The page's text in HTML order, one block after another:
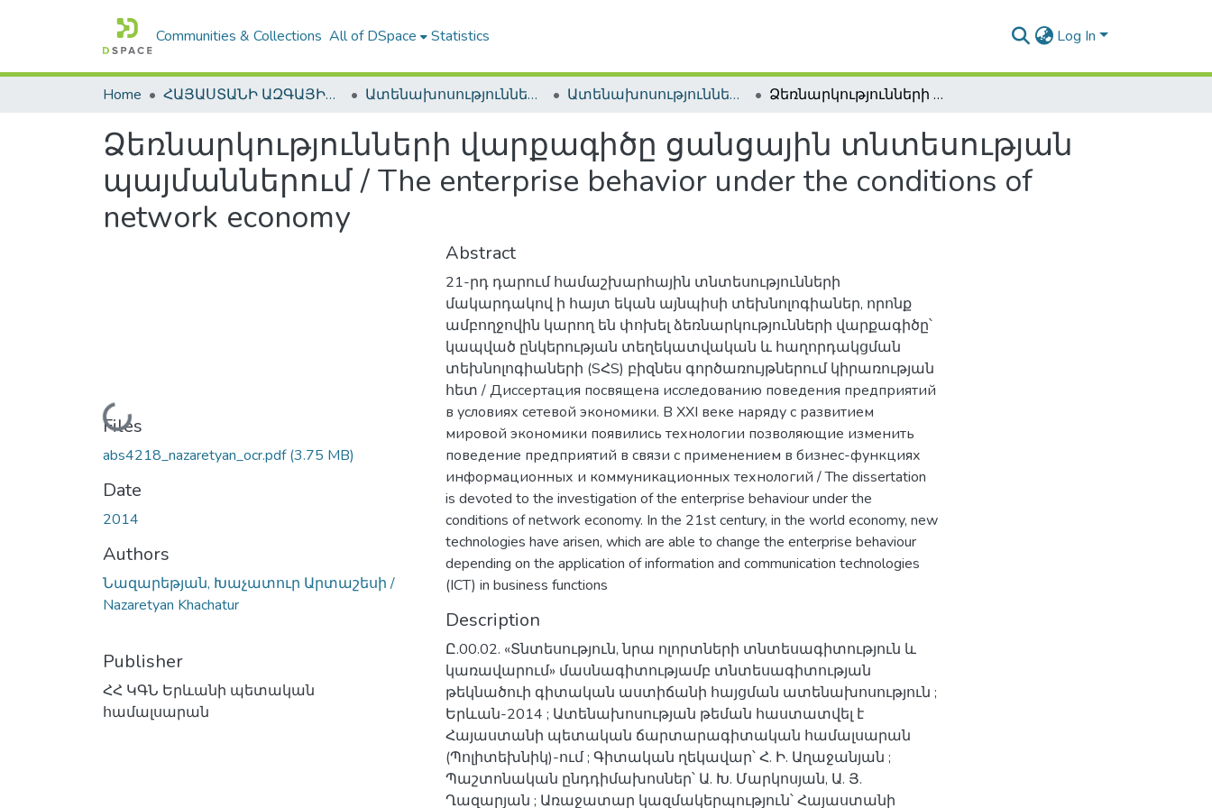
Communities & Collections All of DSpace Statistics Log In
Home ՀԱՅԱՍՏԱՆԻ ԱԶԳԱՅԻՆ ԳՐԱԴԱՐԱՆԻ ԹՎԱՅԻՆ ՊԱՀՈՑ / DIGITAL REPOSITORY OF NLA Ատենախոսություններ և սեղմագրեր / Theses & Abstracts Ատենախոսություններ և սեղմագրեր / Theses & Abstracts Ձեռնարկությունների վարքագիծը ցանցային տնտեսության պայմաններում / The enterprise behavior under the conditions of network economy
Ձեռնարկությունների վարքագիծը ցանցային տնտեսության
պայմաններում / The enterprise behavior under the conditions of
network economy
Loading...
Files
abs4218_nazaretyan_ocr.pdf(3.75 MB)
Date
2014
Authors
Նազարեթյան, Խաչատուր Արտաշեսի /
Nazaretyan Khachatur
Publisher
ՀՀ ԿԳՆ Երևանի պետական
համալսարան
Abstract
21-րդ դարում համաշխարհային տնտեսությունների
մակարդակով ի հայտ եկան այնպիսի տեխնոլոգիաներ, որոնք
ամբողջովին կարող են փոխել ձեռնարկությունների վարքագիծը՝
կապված ընկերության տեղեկատվական և հաղորդակցման
տեխնոլոգիաների (SՀS) բիզնես գործառույթներում կիրառության
հետ / Диссертация посвящена исследованию поведения предприятий
в условиях сетевой экономики. В XXI веке наряду с развитием
мировой экономики появились технологии позволяющие изменить
поведение предприятий в связи с применением в бизнес-функциях
информационных и коммуникационных технологий / The dissertation
is devoted to the investigation of the enterprise behaviour under the
conditions of network economy. In the 21st century, in the world economy, new
technologies have arisen, which are able to change the enterprise behaviour
depending on the application of information and communication technologies
(ICT) in business functions
Description
Ը.00.02. «Տնտեսություն, նրա ոլորտների տնտեսագիտություն և
կառավարում» մասնագիտությամբ տնտեսագիտության
թեկնածուի գիտական աստիճանի հայցման ատենախոսություն ;
Երևան-2014 ; Ատենախոսության թեման հաստատվել է
Հայաստանի պետական ճարտարագիտական համալսարան
(Պոլիտեխնիկ)-ում ; Գիտական ղեկավար՝ Հ. Ի. Աղաջանյան ;
Պաշտոնական ընդդիմախոսներ՝ Ա. Խ. Մարկոսյան, Ա. Յ.
Ղազարյան ; Առաջատար կազմակերպություն՝ Հայաստանի